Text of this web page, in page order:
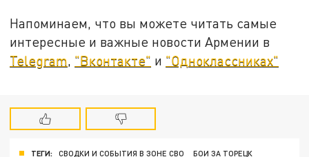
Напоминаем, что вы можете читать самые
интересные и важные новости Армении в
Telegram, "Вконтакте" и "Одноклассниках"
ТЕГИ: СВОДКИ И СОБЫТИЯ В ЗОНЕ СВО БОИ ЗА ТОРЕЦК